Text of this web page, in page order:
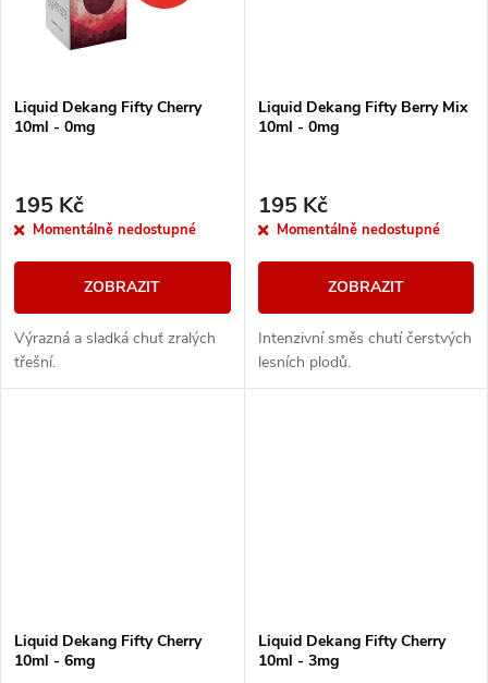
Liquid Dekang Fifty Cherry
10ml - 0mg
195 Kč
Momentálně nedostupné
ZOBRAZIT
Výrazná a sladká chuť zralých
třešní.
Liquid Dekang Fifty Berry Mix
10ml - 0mg
195 Kč
Momentálně nedostupné
ZOBRAZIT
Intenzivní směs chutí čerstvých
lesních plodů.
Liquid Dekang Fifty Cherry
10ml - 6mg
Liquid Dekang Fifty Cherry
10ml - 3mg